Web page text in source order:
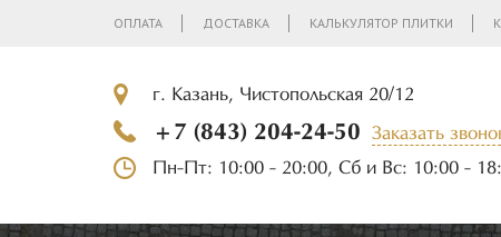
ОПЛАТА ДОСТАВКА КАЛЬКУЛЯТОР ПЛИТКИ
г. Казань, Чистопольская 20/12
+7 (843) 204-24-50
Заказать
Пн-Пт: 10:00 - 20:00, Сб и Вс: 10:00 -